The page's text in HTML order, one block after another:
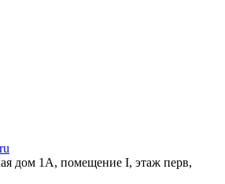
дом 1А, помещение I, этаж перв,